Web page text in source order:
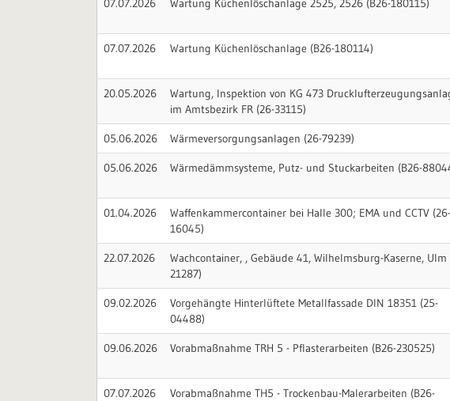
07.07.2026 Wartung Küchenlöschanlage 2525, 2526 (B26-180115)
07.07.2026 Wartung Küchenlöschanlage (B26-180114)
20.05.2026
Wartung, Inspektion von KG 473
im Amtsbezirk FR (26-33115)
05.06.2026 Wärmeversorgungsanlagen (26-79239)
05.06.2026 Wärmedämmsysteme, Putz- und Stuckarbeiten (B26-
01.04.2026
Waffenkammercontainer bei Halle 300; EMA und CCTV (26-
16045)
22.07.2026
Wachcontainer, , Gebäude 41, Wilhelmsburg-Kaserne, Ulm
21287)
09.02.2026
Vorgehängte Hinterlüftete Metallfassade DIN 18351 (25-
04488)
09.06.2026 Vorabmaßnahme TRH 5 - Pflasterarbeiten (B26-230525)
07.07.2026
Vorabmaßnahme TH5 - Trockenbau-Malerarbeiten (B26-